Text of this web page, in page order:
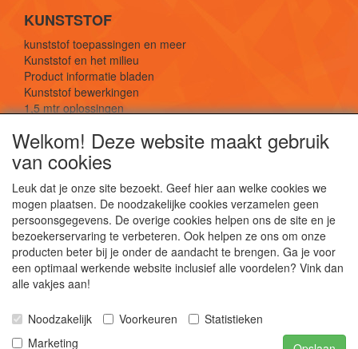
KUNSTSTOF
kunststof toepassingen en meer
Kunststof en het milieu
Product informatie bladen
Kunststof bewerkingen
1,5 mtr oplossingen
SOCIALE MEDIA
De webshop voor kunststof platen, folies, buizen
duurzame oplossingen.
Welkom! Deze website maakt gebruik
van cookies
Leuk dat je onze site bezoekt. Geef hier aan welke cookies we
mogen plaatsen. De noodzakelijke cookies verzamelen geen
persoonsgegevens. De overige cookies helpen ons de site en je
bezoekerservaring te verbeteren. Ook helpen ze ons om onze
producten beter bij je onder de aandacht te brengen. Ga je voor
een optimaal werkende website inclusief alle voordelen? Vink dan
alle vakjes aan!
Noodzakelijk Voorkeuren
Statistieken
Marketing